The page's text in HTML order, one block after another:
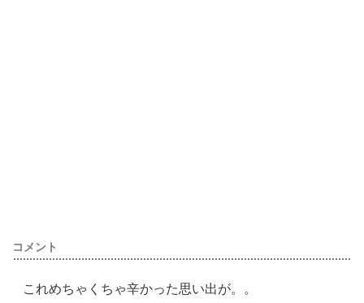
コメント
これめちゃくちゃ辛かった思い出が。。